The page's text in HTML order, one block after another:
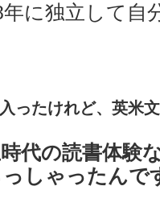
に独立して自
ったけれど、英米
代の読書体験
しゃったんで